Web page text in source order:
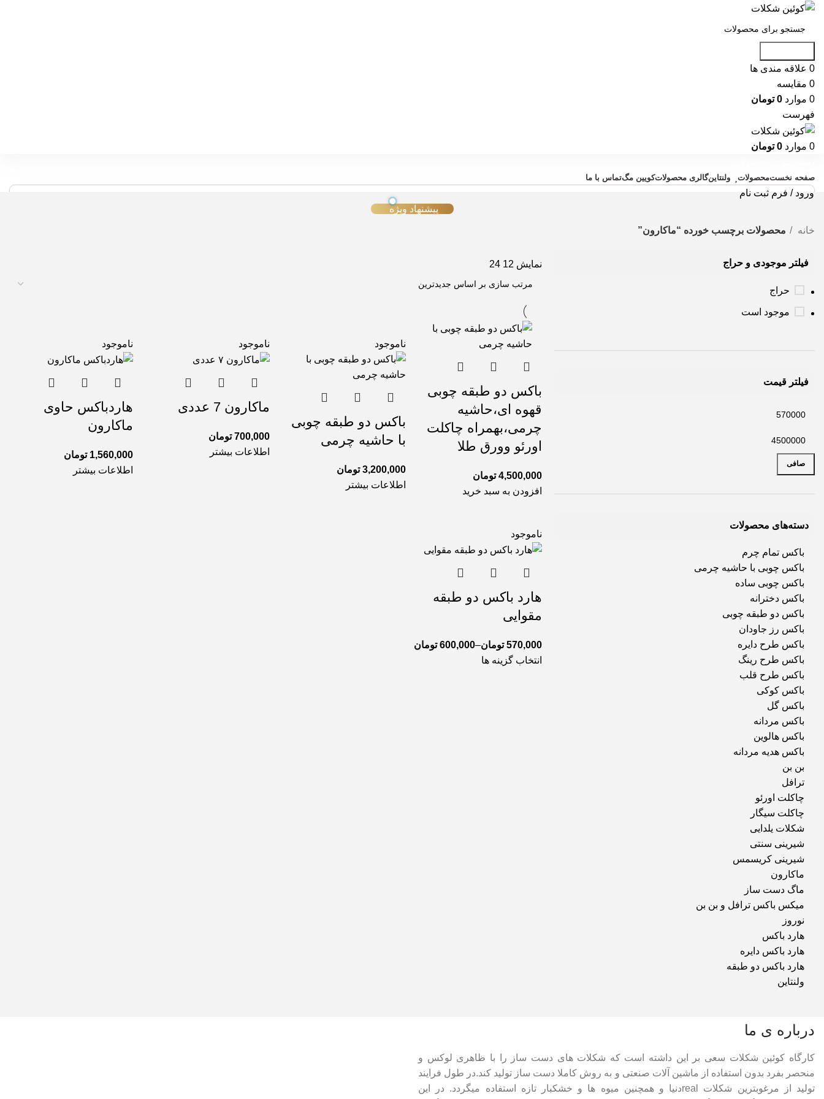
0 علاقه مندی ها
0 مقایسه
0 موارد 0 تومان
فهرست
0 موارد 0 تومان
صفحه نخستمحصولات ولنتاینگالری محصولاتکویین مگتماس با ما
ورود / فرم ثبت نام
پیشنهاد ویژه
خانه محصولات برچسب خورده “ماکارون”
فیلتر موجودی و حراج
حراج
موجود است
فیلتر قیمت
صافی
دسته‌های محصولات
باکس تمام چرم
باکس چوبی با حاشیه چرمی
باکس چوبی ساده
باکس دخترانه
باکس دو طبقه چوبی
باکس رز جاودان
باکس طرح دایره
باکس طرح رینگ
باکس طرح قلب
باکس کوکی
باکس گل
باکس مردانه
باکس هالوین
باکس هدیه مردانه
بن بن
ترافل
چاکلت اورئو
چاکلت سیگار
شکلات یلدایی
شیرینی سنتی
شیرینی کریسمس
ماکارون
ماگ دست ساز
میکس باکس ترافل و بن بن
نوروز
هارد باکس
هارد باکس دایره
هارد باکس دو طبقه
ولنتاین
نمایش 12
24
باکس دو طبقه چوبی
قهوه ای،حاشیه
چرمی،بهمراه چاکلت
اورئو وورق طلا
4,500,000 تومان
افزودن به سبد خرید
ناموجود
باکس دو طبقه چوبی
با حاشیه چرمی
3,200,000 تومان
اطلاعات بیشتر
ناموجود
ماکارون 7 عددی
700,000 تومان
اطلاعات بیشتر
ناموجود
هاردباکس حاوی
ماکارون
1,560,000 تومان
اطلاعات بیشتر
ناموجود
هارد باکس دو طبقه
مقوایی
570,000 تومان–
600,000 تومان
انتخاب گزینه ها
درباره ی ما
کارگاه کوئین شکلات سعی بر این داشته است که شکلات های دست ساز را با ظاهری لوکس و
منحصر بفرد بدون استفاده از ماشین آلات صنعتی و به روش کاملا دست ساز تولید کند.در طول فرایند
تولید از مرغوبترین شکلات realدنیا و همچنین میوه ها و خشکبار تازه استفاده میگردد. در این